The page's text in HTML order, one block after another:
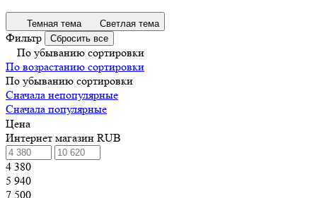
Темная тема Светлая тема
Фильтр Сбросить все
По убыванию сортировки
По возрастанию сортировки
По убыванию сортировки
Сначала непопулярные
Сначала популярные
Цена
Интернет магазин RUB
4 380
5 940
7 500